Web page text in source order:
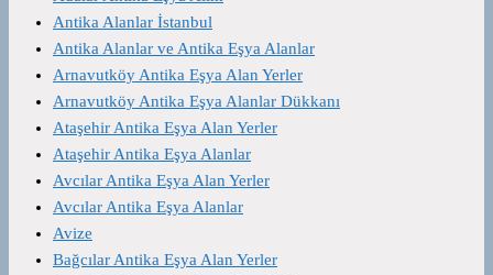
Antika Alanlar İstanbul
Antika Alanlar ve Antika Eşya Alanlar
Arnavutköy Antika Eşya Alan Yerler
Arnavutköy Antika Eşya Alanlar Dükkanı
Ataşehir Antika Eşya Alan Yerler
Ataşehir Antika Eşya Alanlar
Avcılar Antika Eşya Alan Yerler
Avcılar Antika Eşya Alanlar
Avize
Bağcılar Antika Eşya Alan Yerler